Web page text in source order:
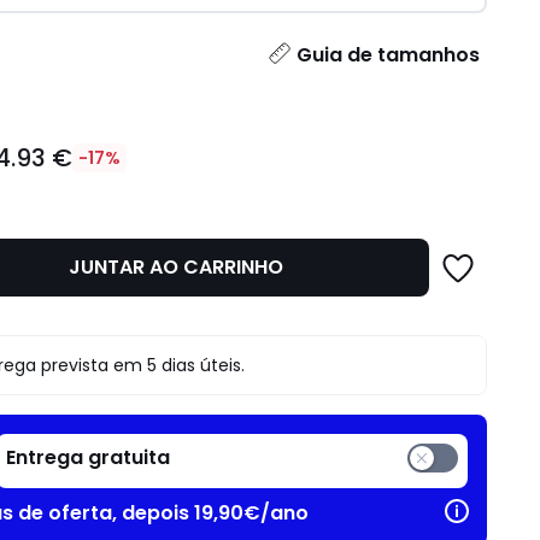
Guia de tamanhos
€ -17%
JUNTAR AO CARRINHO
prevista em 5 dias úteis.
Entrega gratuita
de oferta, depois 19,90€/ano